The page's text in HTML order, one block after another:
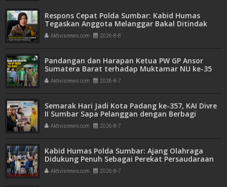
Respons Cepat Polda Sumbar: Kabid Humas
Tegaskan Anggota Melanggar Bakal Ditindak
Tegas
Aktivisnews.com 2026-8-8
Pandangan dan Harapan Ketua PW GP Ansor
Sumatera Barat terhadap Muktamar NU ke-35
Aktivisnews.com 2026-8-7
Semarak Hari Jadi Kota Padang ke-357, KAI Divre
II Sumbar Sapa Pelanggan dengan Berbagi
Apresiasi di Stasiun Padang
Aktivisnews.com 2026-8-7
Kabid Humas Polda Sumbar: Ajang Olahraga
Didukung Penuh Sebagai Perekat Persaudaraan
dan Kamtibmas
Aktivisnews.com 2026-8-7